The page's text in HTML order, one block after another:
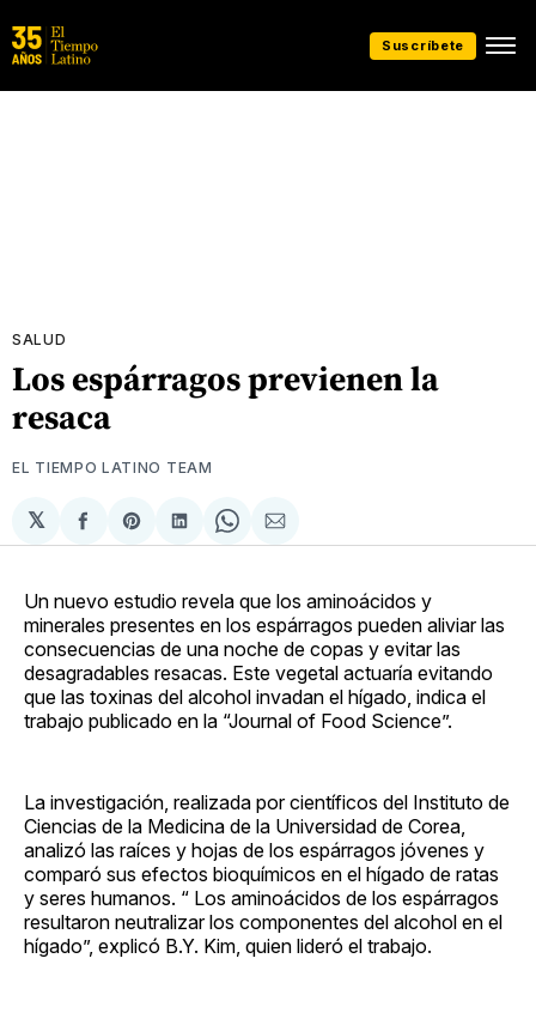
Suscríbete
SALUD
Los espárragos previenen la
resaca
EL TIEMPO LATINO TEAM
𝕏
Compartir
en
Share
on
Compartir
en
Share
on
Compartir
via
Un nuevo estudio revela que los aminoácidos y
minerales presentes en los espárragos pueden aliviar las
consecuencias de una noche de copas y evitar las
desagradables resacas. Este vegetal actuaría evitando
que las toxinas del alcohol invadan el hígado, indica el
trabajo publicado en la “Journal of Food Science”.
La investigación, realizada por científicos del Instituto de
Ciencias de la Medicina de la Universidad de Corea,
analizó las raíces y hojas de los espárragos jóvenes y
comparó sus efectos bioquímicos en el hígado de ratas
y seres humanos. “ Los aminoácidos de los espárragos
resultaron neutralizar los componentes del alcohol en el
hígado”, explicó B.Y. Kim, quien lideró el trabajo.